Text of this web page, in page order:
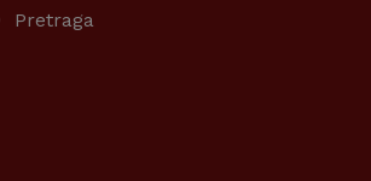
Pretraga